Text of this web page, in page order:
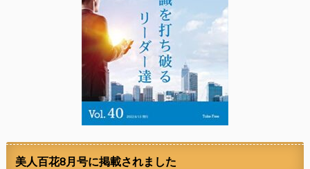
美人百花8月号に掲載されました